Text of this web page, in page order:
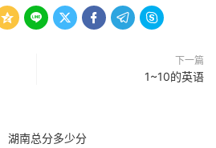
     
下一篇
1~10的英语
湖南总分多少分